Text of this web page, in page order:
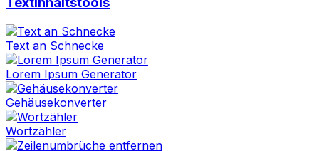
Text an Schnecke
Lorem Ipsum Generator
Gehäusekonverter
Wortzähler